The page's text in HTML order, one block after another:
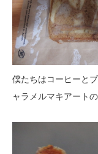
僕たちはコーヒーと
ャラメルマキアート